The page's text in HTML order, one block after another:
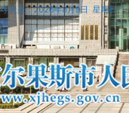
今天是：2026年8月9日 星期日